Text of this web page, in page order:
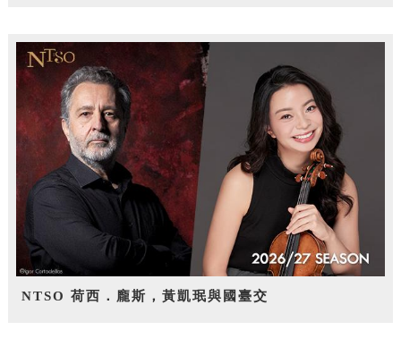
NTSO 荷西．龐斯，黃凱珉與國臺交